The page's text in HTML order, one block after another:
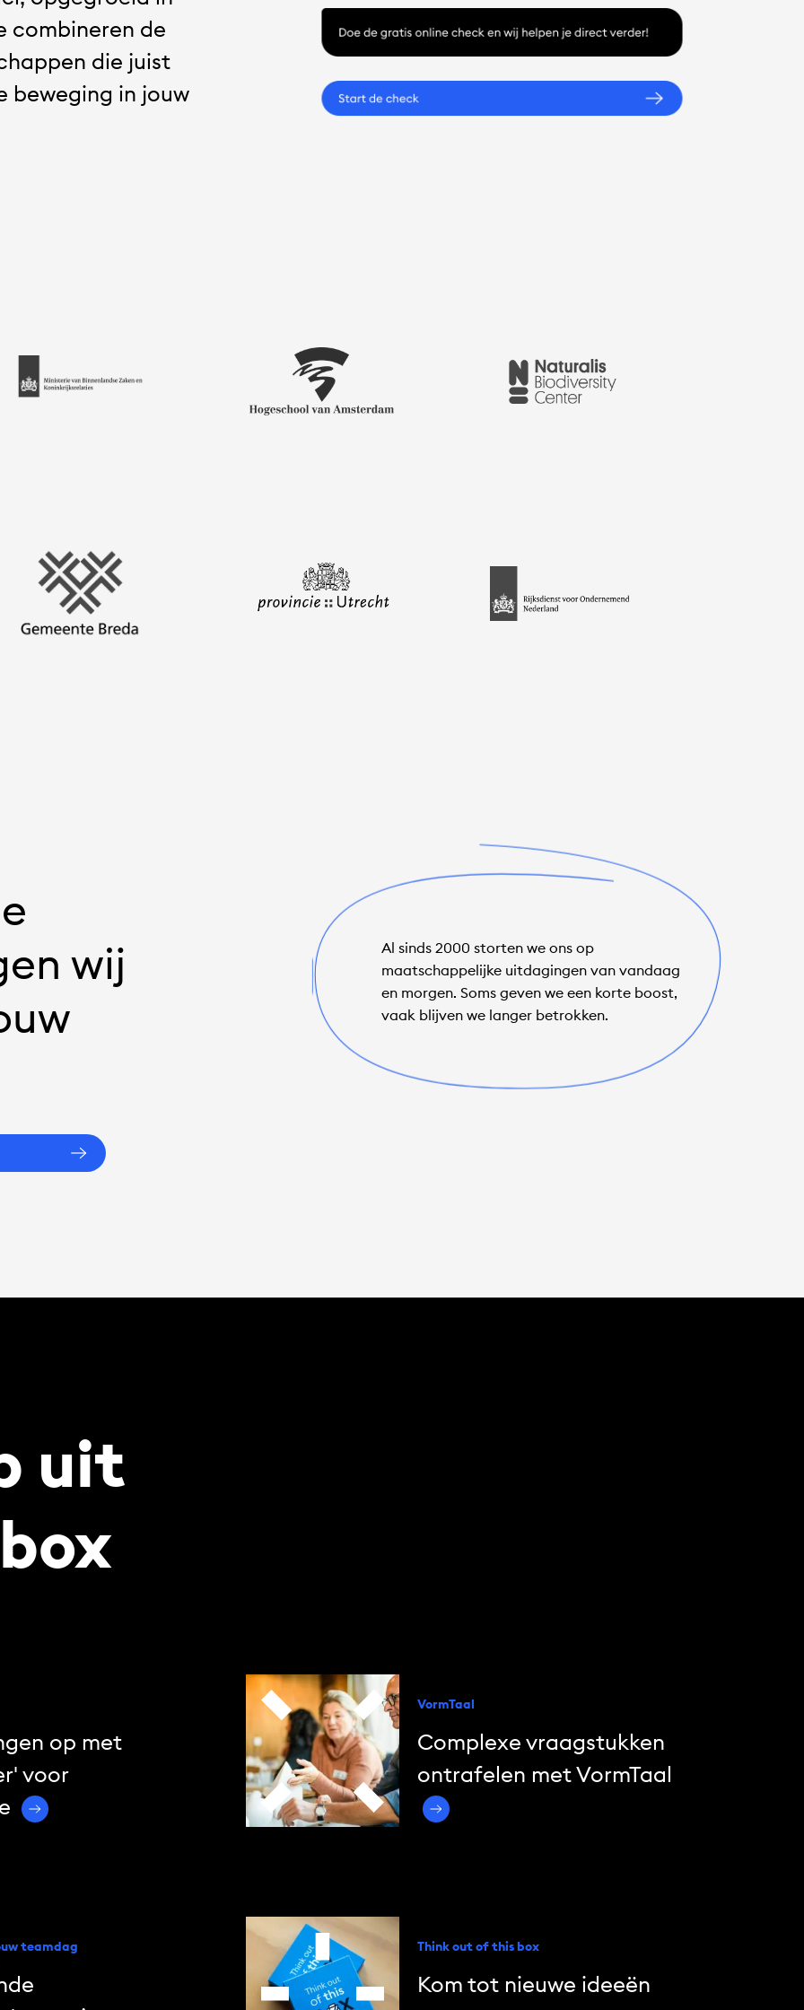
combineren de
die juist
beweging in jouw
jou
helpen?
Doe
gratis
een
check
en
wij
helpen
wij
Al sinds 2000 storten we ons op
maatschappelijke uitdagingen van vandaag
en morgen. Soms geven we een korte boost,
vaak blijven we langer betrokken.
uit
op met
voor
VormTaal
Complexe vraagstukken
ontrafelen met VormTaal
teamdag Think out of this box
Kom tot nieuwe ideeën